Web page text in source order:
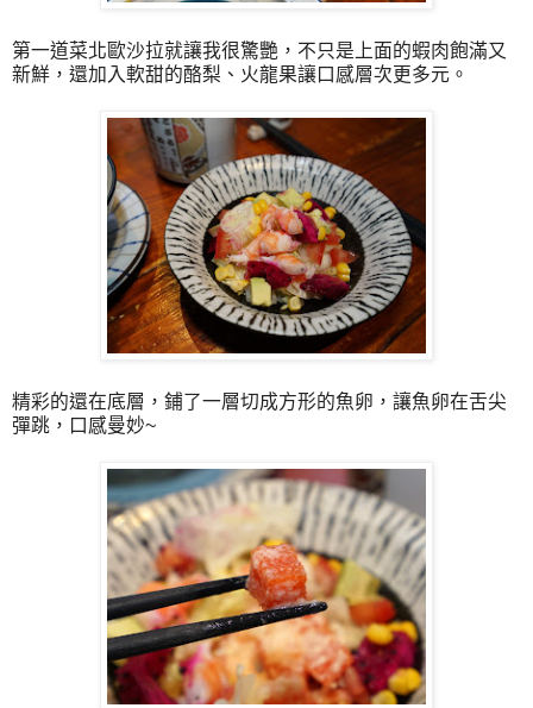
第一道菜北歐沙拉就讓我很驚艷，不只是上面的蝦肉飽滿又
新鮮，還加入軟甜的酪梨、火龍果讓口感層次更多元。
精彩的還在底層，鋪了一層切成方形的魚卵，讓魚卵在舌尖
彈跳，口感曼妙~